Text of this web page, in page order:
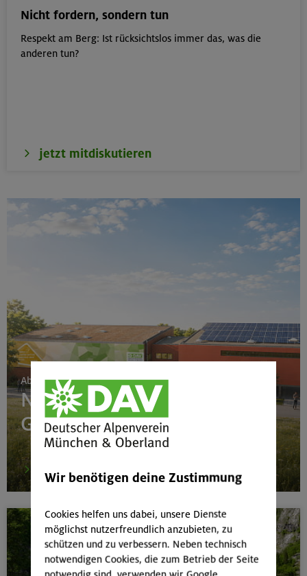
2287 m
24.-28.08.26
Kinderkletterkurs für Anfänger im Altmühltal
Nicht fordern, sondern tun
Respekt am Berg: Ist rücksichtslos immer das, was die
anderen tun?
jetzt mitdiskutieren
Ab 24. Juni 2026
Neubau Boulderhalle
Gilching
mehr
Wir benötigen deine Zustimmung
Cookies helfen uns dabei, unsere Dienste
möglichst nutzerfreundlich anzubieten, zu
schützen und zu verbessern. Neben technisch
notwendigen Cookies, die zum Betrieb der Seite